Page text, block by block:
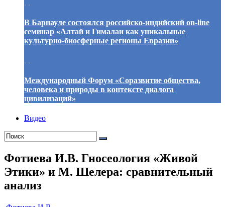
. .
В Барнауле состоялся российско-индийский on-line
семинар «Алтай и Гималаи как уникальные
культурно-биосферные регионы Евразии»
. .
Международный Форум «Соразвитие общества,
человека и природы в контексте диалога
цивилизаций»
Видео
Фотиева И.В. Гносеология «Живой
Этики» и М. Шелера: сравнительный
анализ